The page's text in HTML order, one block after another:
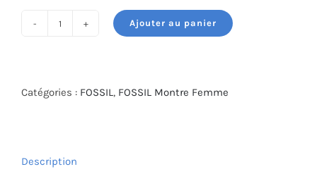
FOSSIL
Ajouter au panier
Catégories : FOSSIL, FOSSIL Montre Femme
Description